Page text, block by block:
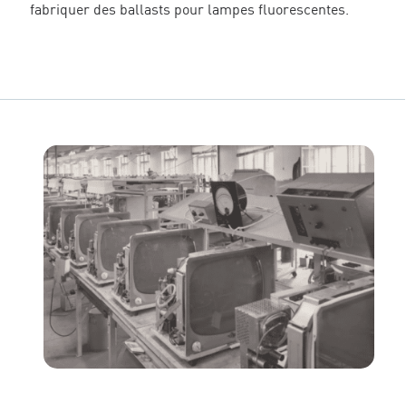
fabriquer des ballasts pour lampes fluorescentes.